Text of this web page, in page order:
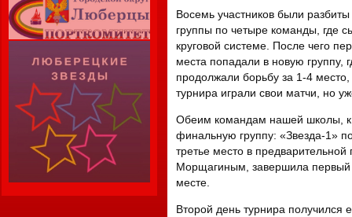
Восемь участников были
группы по четыре команды, где
круговой системе. После чего
места попадали в новую группу,
продолжали борьбу за 1-4
турнира играли свои матчи, но
Обеим командам нашей школы, к
финальную группу: «Звезда-1»
третье место в
Морщагиным, завершила первый
месте.
Второй день турнира получился